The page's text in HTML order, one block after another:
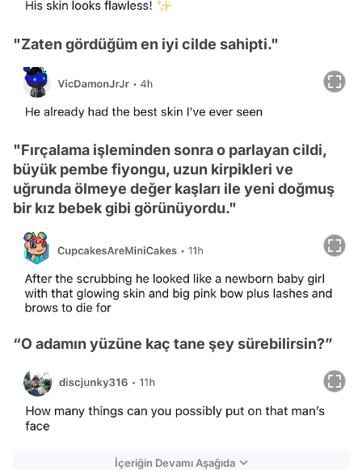
"Zaten gördüğüm en iyi cilde sahipti."
"Fırçalama işleminden sonra o parlayan cildi,
büyük pembe fiyongu, uzun kirpikleri ve
uğrunda ölmeye değer kaşları ile yeni doğmuş
bir kız bebek gibi görünüyordu."
“O adamın yüzüne kaç tane şey sürebilirsin?”
İçeriğin Devamı Aşağıda